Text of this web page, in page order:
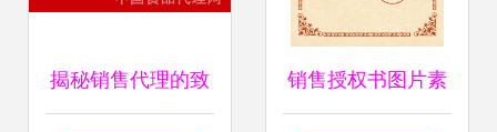
揭秘销售代理的致 销售授权书图片素